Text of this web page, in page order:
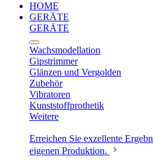
HOME
GERÄTE
GERÄTE
Wachsmodellation
Gipstrimmer
Glänzen und Vergolden
Zubehör
Vibratoren
Kunststoffprothetik
Weitere
Erreichen Sie exzellente
eigenen Produktion.